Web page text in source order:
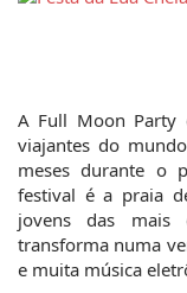
A Full Moon Party
viajantes do
meses durante o
festival é a praia
jovens das mais
transforma numa
e muita música